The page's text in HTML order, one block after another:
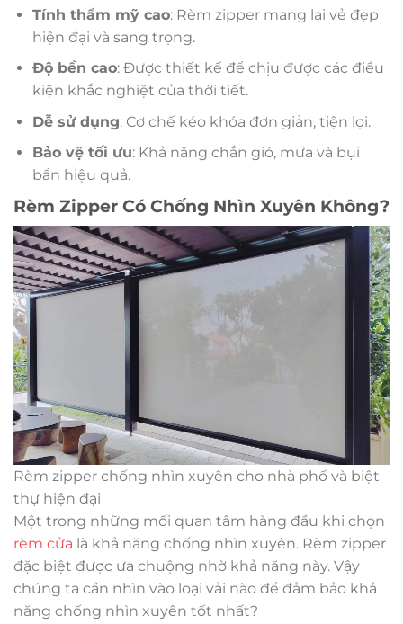
Tính thẩm mỹ cao: Rèm zipper mang lại vẻ đẹp
hiện đại và sang trọng.
Độ bền cao: Được thiết kế để chịu được các điều
kiện khắc nghiệt của thời tiết.
Dễ sử dụng: Cơ chế kéo khóa đơn giản, tiện lợi.
Bảo vệ tối ưu: Khả năng chắn gió, mưa và bụi
bẩn hiệu quả.
Rèm Zipper Có Chống Nhìn Xuyên Không?
Rèm zipper chống nhìn xuyên cho nhà phố và biệt
thự hiện đại
Một trong những mối quan tâm hàng đầu khi chọn
rèm cửa là khả năng chống nhìn xuyên. Rèm zipper
đặc biệt được ưa chuộng nhờ khả năng này. Vậy
chúng ta cần nhìn vào loại vải nào để đảm bảo khả
năng chống nhìn xuyên tốt nhất?